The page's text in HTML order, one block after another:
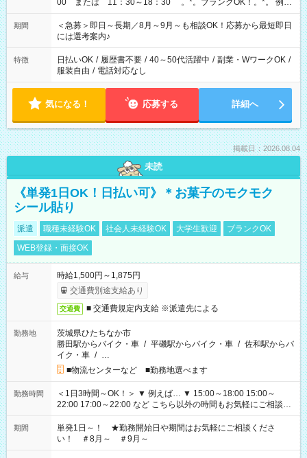
00 または 11：30～18：30 。*。ブランクOK！。*。 例え
ば前職が、 在宅/財団法人/事務/コールセンター/受付/販売/カフェ
スタッフ スイーツ販売/ホテルフロント/化粧品販売/など 様々な
業界から入社して活躍されています♪
期間
＜急募＞即日～長期／8月～9月～も相談OK！応募から最短即日
には選考案内♪
特徴 日払いOK / 履歴書不要 / 40～50代活躍中 / 副業・WワークOK /
服装自由 / 電話対応なし
気になる！ 応募する 詳細へ
掲載日：2026.08.04
未読
《単発1日OK！日払い可》＊お菓子のモクモク
シール貼り
派遣 職種未経験OK 社会人未経験OK 大学生歓迎
ブランクOK
WEB登録・面接OK
給与
時給1,500円～1,875円
交通費別途支給あり
交通費 ■ 交通費規定内支給 ※派遣先による
勤務地
茨城県ひたちなか市
勝田駅からバイク・車 / 平磯駅からバイク・車 / 佐和駅からバ
イク・車 / …
■物流センターなど ■勤務地選べます
勤務時間
＜1日3時間～OK！＞ ▼ 例えば… ▼ 15:00～18:00 15:00～
22:00 17:00～22:00 など こちら以外の時間もお気軽にご相談く
ださい！
期間
単発1日～！ ★勤務開始日や期間はお気軽にご相談くださ
い！ ＃8月～ ＃9月～